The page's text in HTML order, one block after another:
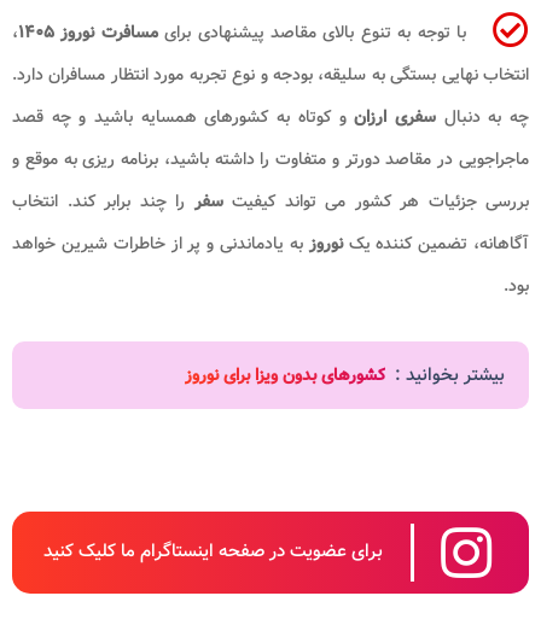
با توجه به تنوع بالای مقاصد پیشنهادی برایمسافرت نوروز ۱۴۰۵
،
انتخاب نهایی بستگی به سلیقه، بودجه و نوع تجربه مورد انتظار مسافران دارد.
چه به دنبالسفری ارزانو کوتاه به کشورهای همسایه باشید و چه قصد
ماجراجویی در مقاصد دورتر و متفاوت را داشته باشید، برنامه ریزی به موقع و
بررسی جزئیات هر کشور می تواند کیفیتسفررا چند برابر کند. انتخاب
آگاهانه، تضمین کننده یکنوروزبه یادماندنی و پر از خاطرات شیرین خواهد
بود.
بیشتر بخوانید : کشورهای بدون ویزا برای نوروز
برای عضویت در صفحه اینستاگرام ما کلیک کنید